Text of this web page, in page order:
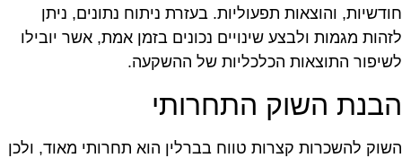
והוצאות תפעוליות. בעזרת ניתוח נתונים, ניתן
מגמות ולבצע שינויים נכונים בזמן אמת, אשר יובילו
התוצאות הכלכליות של ההשקעה.
השוק התחרותי
להשכרות קצרות טווח בברלין הוא תחרותי מאוד, ולכן